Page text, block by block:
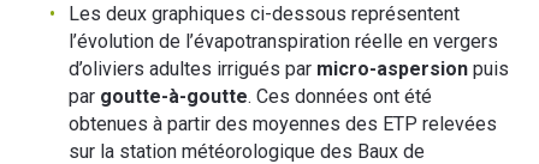
Les deux graphiques ci-dessous représentent
l’évolution de l’évapotranspiration réelle en vergers
d’oliviers adultes irrigués par micro-aspersion puis
par goutte-à-goutte. Ces données ont été
obtenues à partir des moyennes des ETP relevées
sur la station météorologique des Baux de